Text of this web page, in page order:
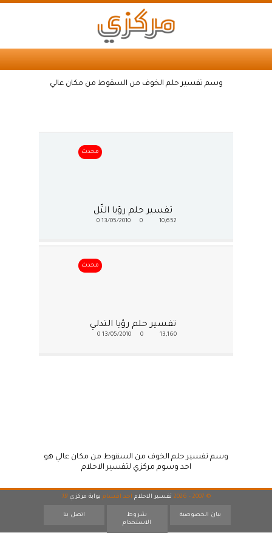
وسم تفسير حلم الخوف من السقوط من مكان عالي
محدث
تفسير حلم رؤيا التّل
10,652
13/05/2010
0
محدث
تفسير حلم رؤيا التدلي
13,160
0
13/05/2010
0
وسم تفسير حلم الخوف من السقوط من مكان عالي هو
احد وسوم مركزي لتفسير الاحلام
© 2007 - 2026 تفسير الاحلام احد اقسام بوابة مركزي 19
بيان الخصوصية
شروط
الاستخدام
اتصل بنا